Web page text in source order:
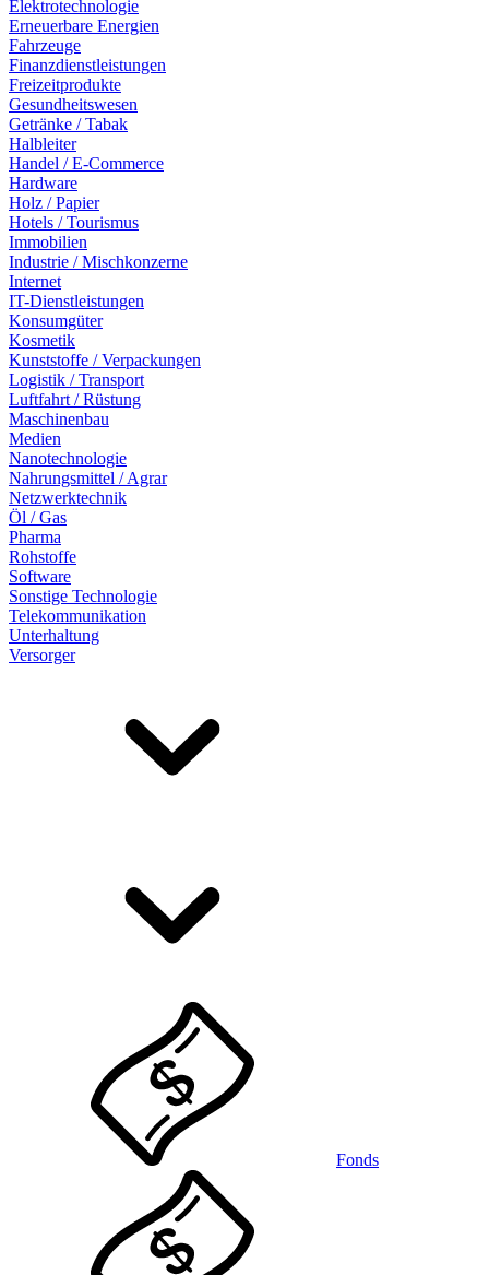
Elektrotechnologie
Erneuerbare Energien
Fahrzeuge
Finanzdienstleistungen
Freizeitprodukte
Gesundheitswesen
Getränke / Tabak
Halbleiter
Handel / E-Commerce
Hardware
Holz / Papier
Hotels / Tourismus
Immobilien
Industrie / Mischkonzerne
Internet
IT-Dienstleistungen
Konsumgüter
Kosmetik
Kunststoffe / Verpackungen
Logistik / Transport
Luftfahrt / Rüstung
Maschinenbau
Medien
Nanotechnologie
Nahrungsmittel / Agrar
Netzwerktechnik
Öl / Gas
Pharma
Rohstoffe
Software
Sonstige Technologie
Telekommunikation
Unterhaltung
Versorger
Fonds